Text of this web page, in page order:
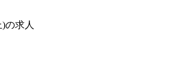
の求人